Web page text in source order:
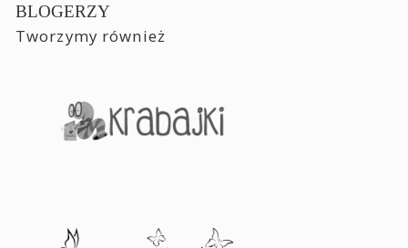
BLOGERZY
Tworzymy również